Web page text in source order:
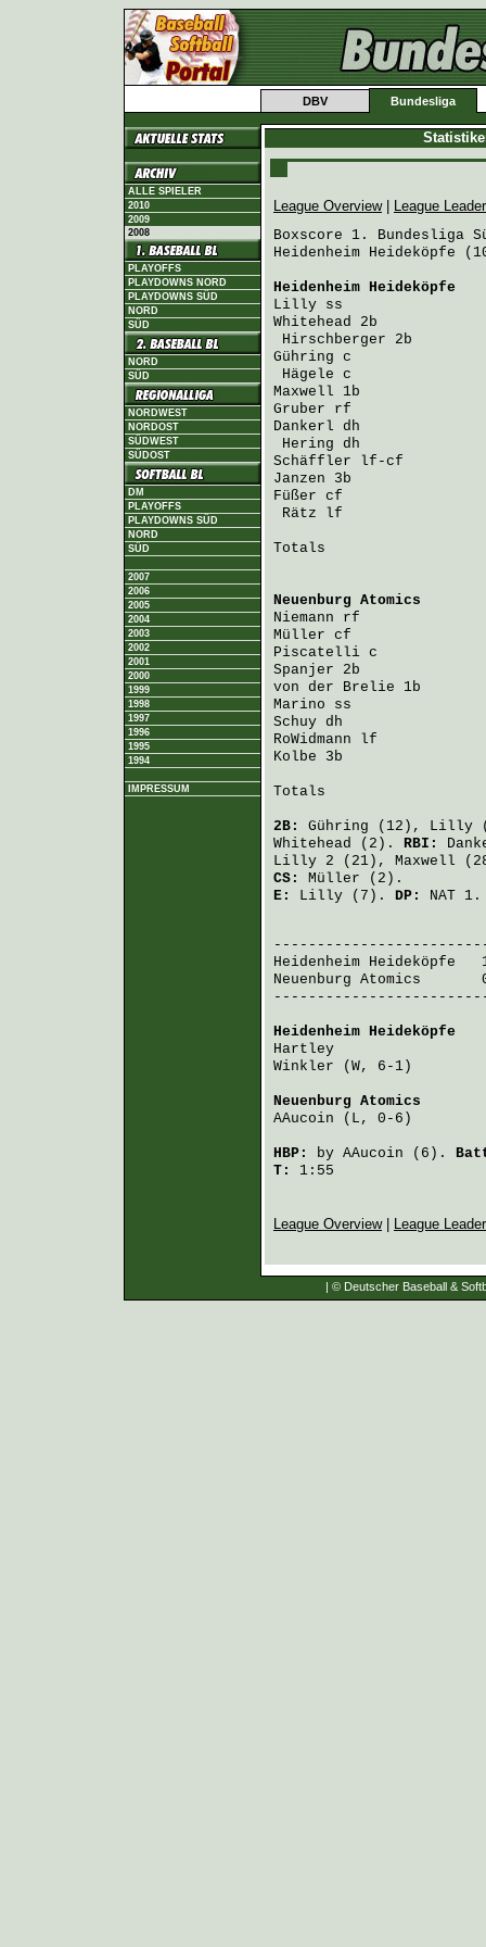
DBV Bundesliga
ALLE SPIELER
2010
2009
2008
PLAYOFFS
PLAYDOWNS NORD
PLAYDOWNS SÜD
NORD
SÜD
NORD
SÜD
NORDWEST
NORDOST
SÜDWEST
SÜDOST
DM
PLAYOFFS
PLAYDOWNS SÜD
NORD
SÜD
2007
2006
2005
2004
2003
2002
2001
2000
1999
1998
1997
1996
1995
1994
IMPRESSUM
League Overview|
League
Boxscore 1. Bundesliga
Heidenheim Heideköpfe
Heidenheim Heideköpfe
Lilly ss
Whitehead 2b
Hirschberger 2b
Gühring c
Hägele c                 0
Maxwell 1b
Gruber rf
Dankerl dh
Hering dh
Schäffler lf-cf
Janzen 3b
Füßer cf
Rätz lf                  1
Totals
Neuenburg Atomics
Niemann rf
Müller cf
Piscatelli c
Spanjer 2b
von der Brelie 1b
Marino ss
Schuy dh
RoWidmann lf
Kolbe 3b
Totals
2B: Gühring (12), Lilly
Whitehead (2). RBI:
Lilly 2 (21), Maxwell
CS: Müller (2).
E: Lilly (7). DP:
NAT 1.
Heidenheim Heideköpfe
Neuenburg Atomics
Heidenheim Heideköpfe
Hartley
Winkler (W, 6-1)
Neuenburg Atomics
AAucoin (L, 0-6)
HBP: by AAucoin (6).
T:
1:55
League Overview| League
| © Deutscher Baseball &